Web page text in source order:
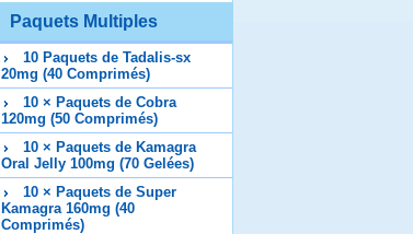
Paquets Multiples
10 Paquets de Tadalis-sx
20mg (40 Comprimés)
10 × Paquets de Cobra
120mg (50 Comprimés)
10 × Paquets de Kamagra
Oral Jelly 100mg (70 Gelées)
10 × Paquets de Super
Kamagra 160mg (40
Comprimés)